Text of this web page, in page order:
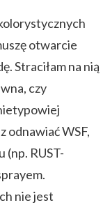
otwarcie
Straciłam na nią
czy
odnawiać WSF,
(np. RUST-
nie jest